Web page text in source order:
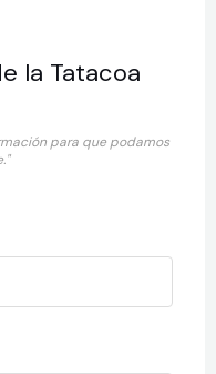
la Tatacoa
para que podamos